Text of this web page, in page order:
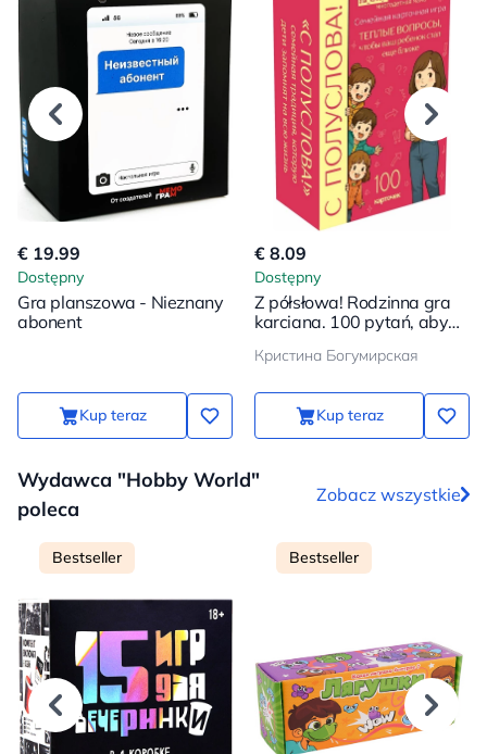
€ 19.99
Dostępny
Gra planszowa - Nieznany
abonent
Kup teraz
€ 8.09
Dostępny
Z półsłowa! Rodzinna gra
karciana. 100 pytań, aby
jeszcze bliżej
Кристина Богумирская
Kup teraz
Wydawca "Hobby World"
poleca
Zobacz wszystkie
Bestseller Bestseller